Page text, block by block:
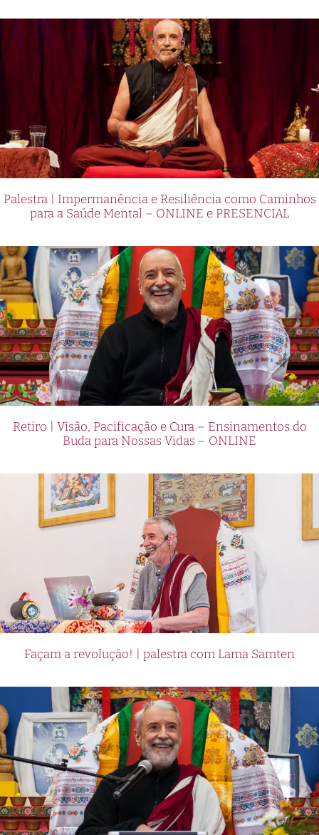
Palestra | Impermanência e Resiliência como Caminhos
para a Saúde Mental – ONLINE e PRESENCIAL
Retiro | Visão, Pacificação e Cura – Ensinamentos do
Buda para Nossas Vidas – ONLINE
Façam a revolução! | palestra com Lama Samten